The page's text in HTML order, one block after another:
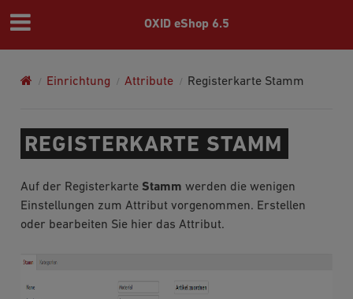
OXID eShop 6.5
Einrichtung Attribute Registerkarte Stamm
REGISTERKARTE STAMM
Auf der Registerkarte Stamm werden die wenigen
Einstellungen zum Attribut vorgenommen. Erstellen
oder bearbeiten Sie hier das Attribut.